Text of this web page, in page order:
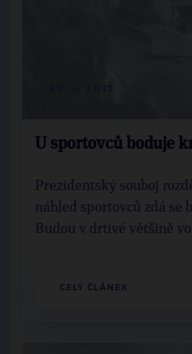
U sportovců boduje
Prezidentský souboj
náhled sportovců zdá se
Budou v drtivé většině
CELÝ ČLÁNEK